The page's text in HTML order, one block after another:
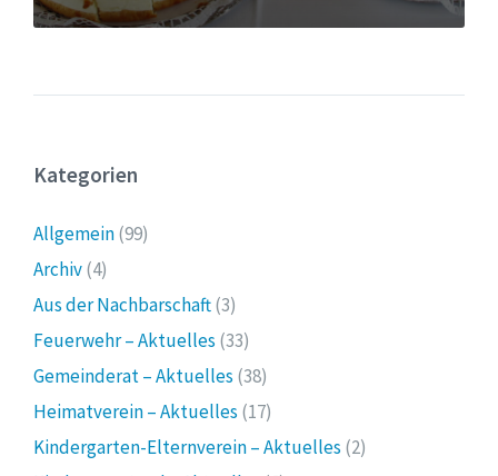
Kategorien
Allgemein(99)
Archiv(4)
Aus der Nachbarschaft(3)
Feuerwehr – Aktuelles (33)
Gemeinderat – Aktuelles (38)
Heimatverein – Aktuelles (17)
Kindergarten-Elternverein – Aktuelles (2)